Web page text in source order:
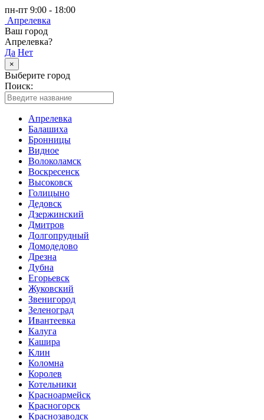
пн-пт 9:00 - 18:00
Апрелевка
Ваш город
Апрелевка?
Да Нет
×
Выберите город
Поиск:
Апрелевка
Балашиха
Бронницы
Видное
Волоколамск
Воскресенск
Высоковск
Голицыно
Дедовск
Дзержинский
Дмитров
Долгопрудный
Домодедово
Дрезна
Дубна
Егорьевск
Жуковский
Звенигород
Зеленоград
Ивантеевка
Калуга
Кашира
Клин
Коломна
Королев
Котельники
Красноармейск
Красногорск
Краснозаводск